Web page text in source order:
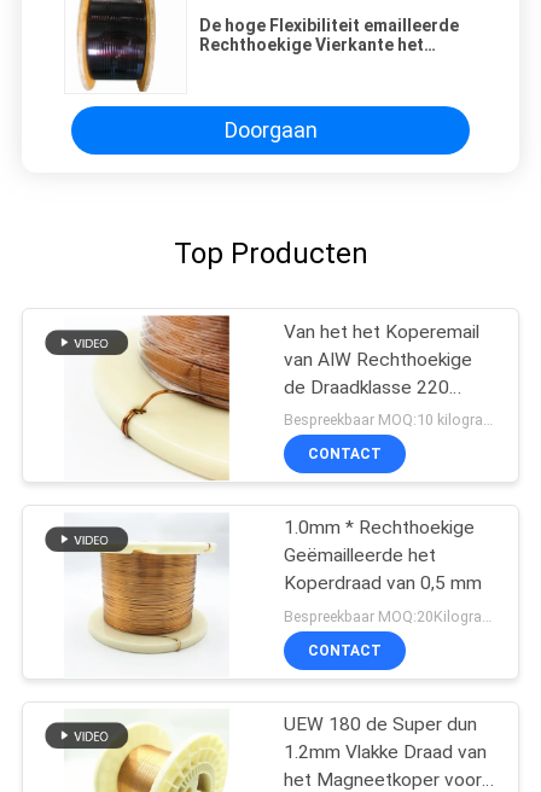
De hoge Flexibiliteit emailleerde
Rechthoekige Vierkante het
Doorgaan
Top Producten
Van het het Koperemail
van AIW Rechthoekige
de Draadklasse 220
2.0*1.0mm
Bespreekbaar MOQ:10 kilogram/Kilogram
CONTACT
1.0mm * Rechthoekige
Geëmailleerde het
Koperdraad van 0,5 mm
Bespreekbaar MOQ:20Kilogram/Kilograms
CONTACT
UEW 180 de Super dun
1.2mm Vlakke Draad van
het Magneetkoper voor